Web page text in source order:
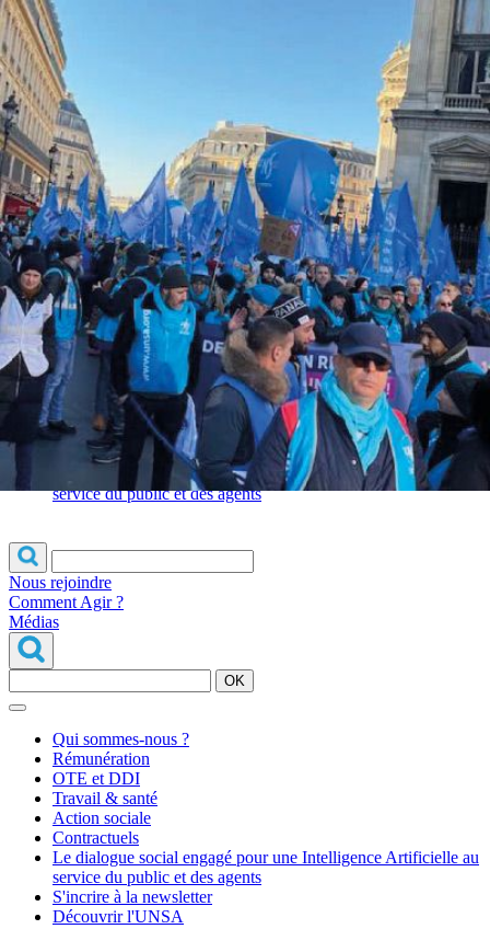
Qui
sommes-
nous ?
S'inscrire à
la
newsletter
Découvrir
l'UNSA
Rémunération
|
OTE et DDI
|
Travail & santé
|
Action sociale
|
Contractuels
Le dialogue social engagé pour une Intelligence Artificielle au
service du public et des agents
Nous rejoindre
Comment Agir ?
Médias
OK
Qui sommes-nous ?
Rémunération
OTE et DDI
Travail & santé
Action sociale
Contractuels
Le dialogue social engagé pour une Intelligence Artificielle au
service du public et des agents
S'incrire à la newsletter
Découvrir l'UNSA